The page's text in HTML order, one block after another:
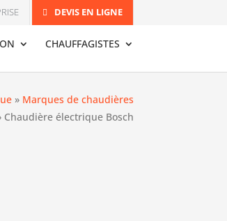
DEVIS EN LIGNE
CHAUFFAGISTES
» Marques de chaudières
Chaudière électrique Bosch